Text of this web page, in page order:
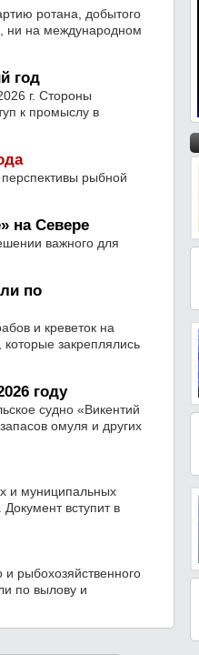
ротана, добытого
ни на международном
год
г. Стороны
к промыслу в
рыбной
на Севере
важного для
по
и креветок на
закреплялись
году
судно «Викентий
омуля и других
и муниципальных
вступит в
рыбохозяйственного
по вылову и